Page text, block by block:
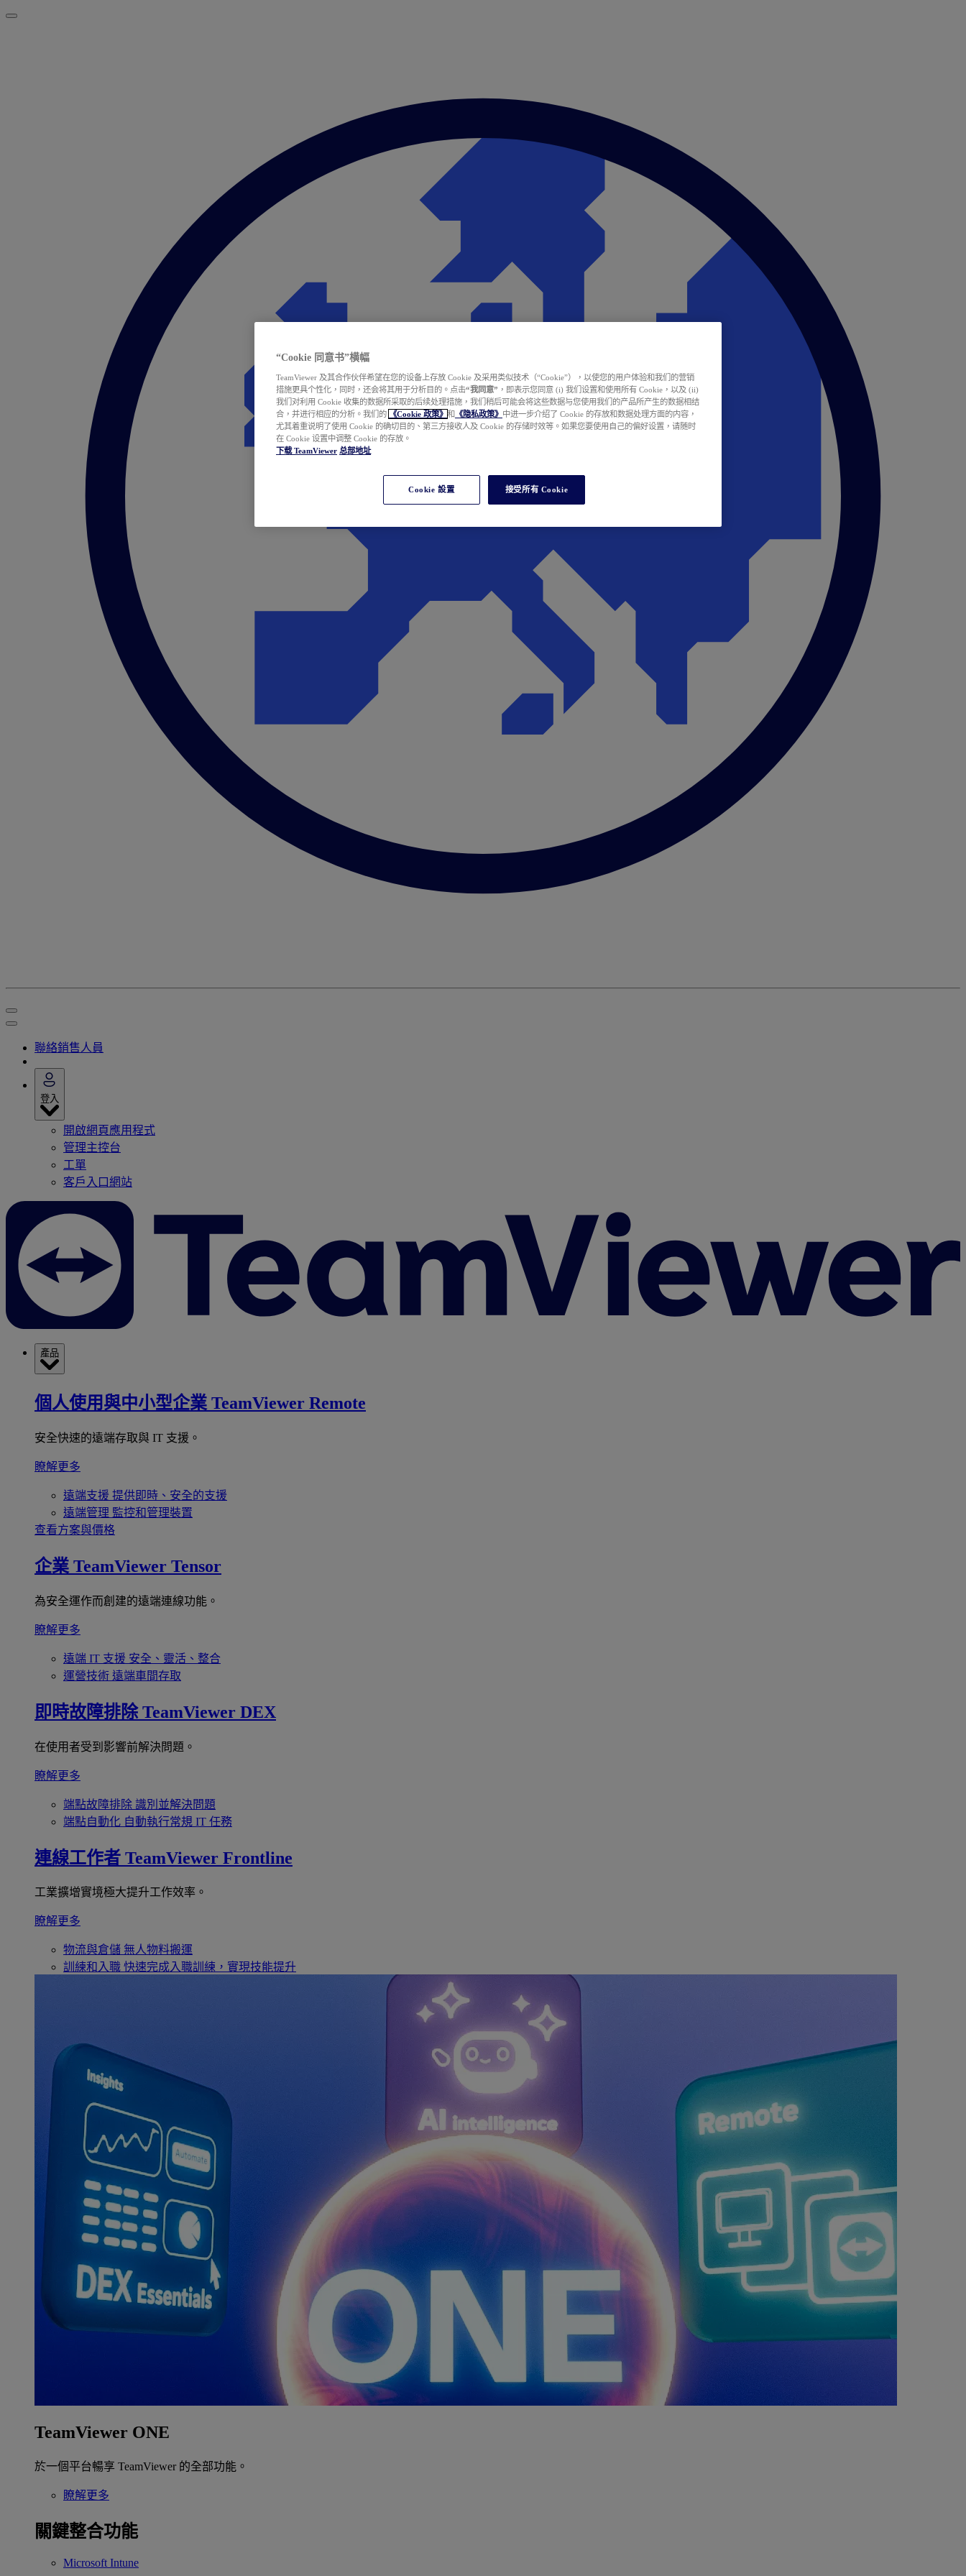
聯絡銷售人員
登入
開啟網頁應用程式
管理主控台
工單
客戶入口網站
產品
個人使用與中小型企業 TeamViewer Remote
安全快速的遠端存取與 IT 支援。
瞭解更多
遠端支援 提供即時、安全的支援
遠端管理 監控和管理裝置
查看方案與價格
企業 TeamViewer Tensor
為安全運作而創建的遠端連線功能。
瞭解更多
遠端 IT 支援 安全、靈活、整合
運營技術 遠端車間存取
即時故障排除 TeamViewer DEX
在使用者受到影響前解決問題。
瞭解更多
端點故障排除 識別並解決問題
端點自動化 自動執行常規 IT 任務
連線工作者 TeamViewer Frontline
工業擴增實境極大提升工作效率。
瞭解更多
物流與倉儲 無人物料搬運
訓練和入職 快速完成入職訓練，實現技能提升
TeamViewer ONE
於一個平台暢享 TeamViewer 的全部功能。
瞭解更多
關鍵整合功能
Microsoft Intune
“Cookie 同意书”横幅
TeamViewer 及其合作伙伴希望在您的设备上存放 Cookie 及采用类似技术（“Cookie”），以使您的用户体验和我们的营销
措施更具个性化，同时，还会将其用于分析目的。点击“我同意” ，即表示您同意 (i) 我们设置和使用所有 Cookie，以及 (ii)
我们对利用 Cookie 收集的数据所采取的后续处理措施，我们稍后可能会将这些数据与您使用我们的产品所产生的数据相结
合，并进行相应的分析。我们的
《Cookie 政策》 和 《隐私政策》 中进一步介绍了 Cookie 的存放和数据处理方面的内容，
尤其着重说明了使用 Cookie 的确切目的、第三方接收人及 Cookie 的存储时效等。如果您要使用自己的偏好设置，请随时
在 Cookie 设置中调整 Cookie 的存放。
下载 TeamViewer 总部地址
Cookie 設置 接受所有 Cookie